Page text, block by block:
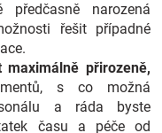
narozená
řešit případné
přirozeně,
s co možná
a ráda byste
času a péče od